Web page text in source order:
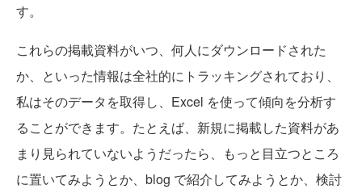
す。
これらの掲載資料がいつ、何人にダウンロードされた
か、といった情報は全社的にトラッキングされており、
私はそのデータを取得し、Excel を使って傾向を分析す
ることができます。たとえば、新規に掲載した資料があ
まり見られていないようだったら、もっと目立つところ
に置いてみようとか、blog で紹介してみようとか、検討